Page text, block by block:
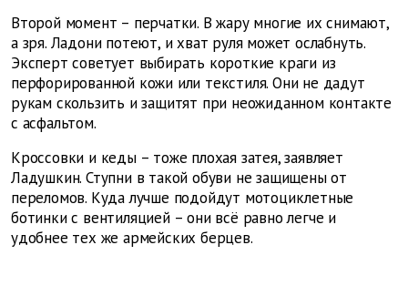
Второй момент – перчатки. В жару многие их снимают,
а зря. Ладони потеют, и хват руля может ослабнуть.
Эксперт советует выбирать короткие краги из
перфорированной кожи или текстиля. Они не дадут
рукам скользить и защитят при неожиданном контакте
с асфальтом.
Кроссовки и кеды – тоже плохая затея, заявляет
Ладушкин. Ступни в такой обуви не защищены от
переломов. Куда лучше подойдут мотоциклетные
ботинки с вентиляцией – они всё равно легче и
удобнее тех же армейских берцев.